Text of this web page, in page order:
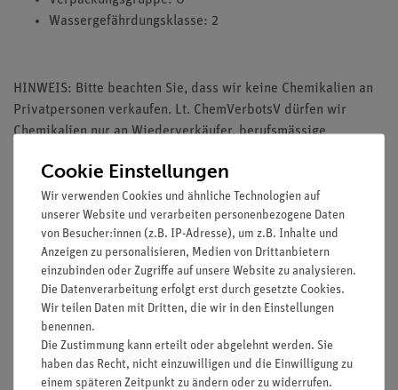
Wassergefährdungsklasse: 2
HINWEIS: Bitte beachten Sie, dass wir keine Chemikalien an
Privatpersonen verkaufen. Lt. ChemVerbotsV dürfen wir
Chemikalien nur an Wiederverkäufer, berufsmässige
Lehranstalten abgeben.
Media / Downloads
Versandkostenfrei ab 300,- €
Cookie Einstellungen
Wir verwenden Cookies und ähnliche Technologien auf
unserer Website und verarbeiten personenbezogene Daten
von Besucher:innen (z.B. IP-Adresse), um z.B. Inhalte und
Anzeigen zu personalisieren, Medien von Drittanbietern
einzubinden oder Zugriffe auf unsere Website zu analysieren.
Die Datenverarbeitung erfolgt erst durch gesetzte Cookies.
Wir teilen Daten mit Dritten, die wir in den Einstellungen
benennen.
Die Zustimmung kann erteilt oder abgelehnt werden. Sie
haben das Recht, nicht einzuwilligen und die Einwilligung zu
einem späteren Zeitpunkt zu ändern oder zu widerrufen.